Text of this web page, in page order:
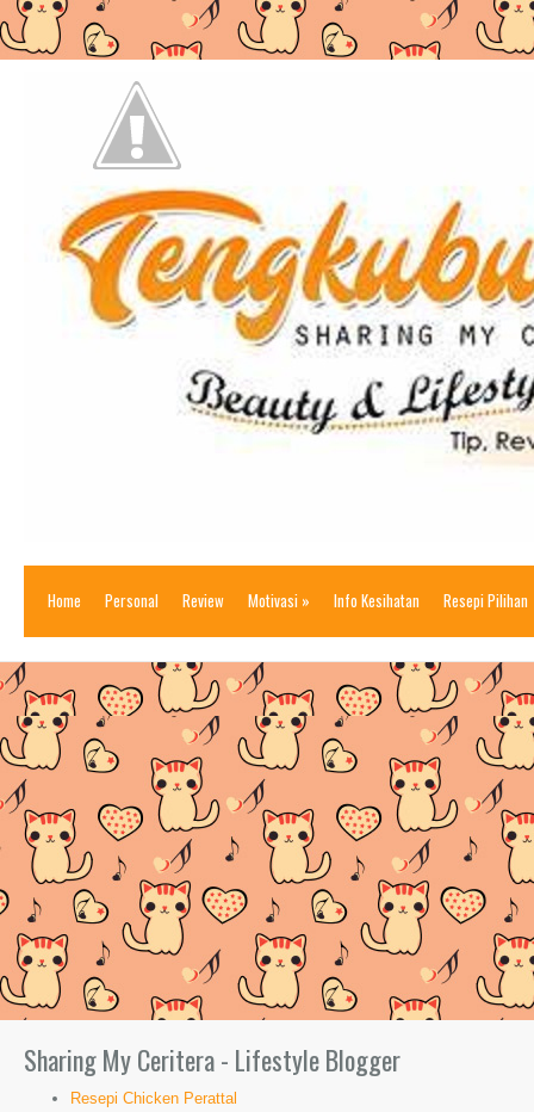
Home Personal Review Motivasi » Info Kesihatan Resepi Pilihan
Sharing My Ceritera - Lifestyle Blogger
Resepi Chicken Perattal